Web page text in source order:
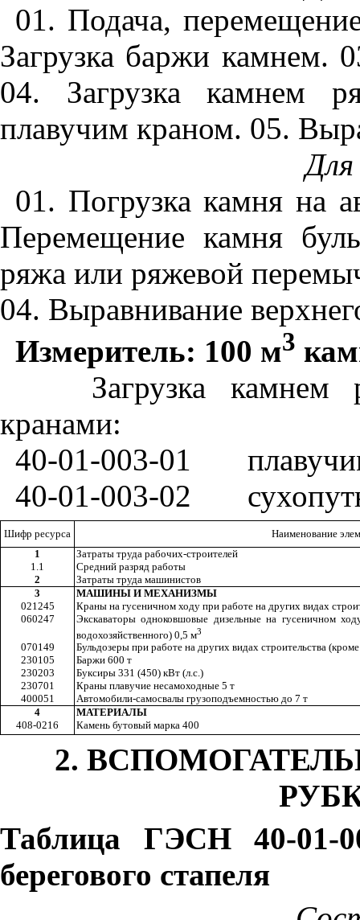
01. Подача,
Загрузка баржи камнем.
04. Загрузка камнем
плавучим краном. 05.
01. Погрузка камня на
Перемещение камня
ряжа или ряжевой
04. Выравнивание
Измеритель: 100 м3
Загрузка
кранами:
40-01-003-01
40-01-003-02
Шифр ресурса
Наименование
1
Затраты труда рабочих-строителей
1.1
Средний разряд работы
2
Затраты труда машинистов
3
МАШИНЫ И МЕХАНИЗМЫ
021245
Краны на гусеничном ходу при работе на других видах
060247
Экскаваторы одноковшовые дизельные на гусеничном
водохозяйственного) 0,5 м3
070149
Бульдозеры при работе на других видах строительства
230105
Баржи 600 т
230203
Буксиры 331 (450) кВт (л.с.)
230701
Краны плавучие несамоходные 5 т
400051
Автомобили-самосвалы грузоподъемностью до 7 т
4
МАТЕРИАЛЫ
408-0216
Камень бутовый марка 400
2.
Таблица ГЭСН 40-01-
берегового стапеля